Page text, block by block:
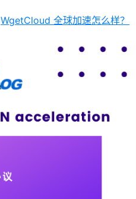
WgetCloud 全球加速怎么样？